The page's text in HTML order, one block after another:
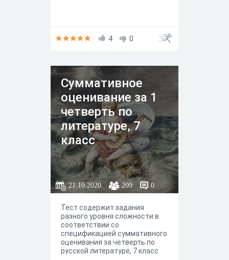
4 0
Суммативное
оценивание за 1
четверть по
литературе, 7
класс
21.10.2020 209 0
Тест содержит задания
разного уровня сложности в
соответствии со
спецификацией суммативного
оценивания за четверть по
русской литературе, 7 класс